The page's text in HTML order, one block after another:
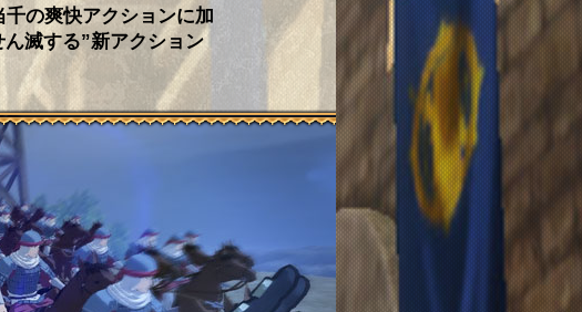
千の爽快アクションに加
滅する”新アクション